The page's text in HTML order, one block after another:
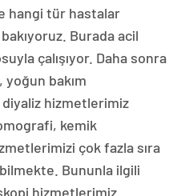
hangi tür hastalar
Burada acil
çalışıyor. Daha sonra
bakım
diyaliz hizmetlerimiz
kemik
çok fazla sıra
Bununla ilgili
hizmetlerimiz